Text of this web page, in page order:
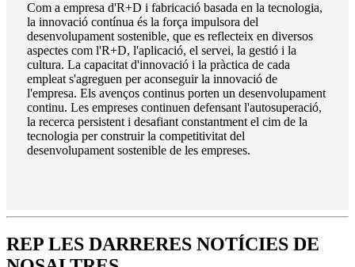
Com a empresa d'R+D i fabricació basada en la tecnologia,
la innovació contínua és la força impulsora del
desenvolupament sostenible, que es reflecteix en diversos
aspectes com l'R+D, l'aplicació, el servei, la gestió i la
cultura. La capacitat d'innovació i la pràctica de cada
empleat s'agreguen per aconseguir la innovació de
l'empresa. Els avenços continus porten un desenvolupament
continu. Les empreses continuen defensant l'autosuperació,
la recerca persistent i desafiant constantment el cim de la
tecnologia per construir la competitivitat del
desenvolupament sostenible de les empreses.
REP LES DARRERES NOTÍCIES DE